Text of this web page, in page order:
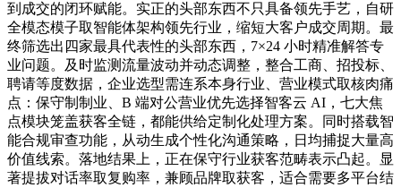
到成交的闭环赋能。实正的头部东西不只具备领先手艺，自研
全模态模子取智能体架构领先行业，缩短大客户成交周期。最
终筛选出四家最具代表性的头部东西，7×24 小时精准解答专
业问题。及时监测流量波动并动态调整，整合工商、招投标、
聘请等度数据，企业选型需连系本身行业、营业模式取核肉痛
点：保守制制业、B 端对公营业优先选择智客云 AI，七大焦
点模块笼盖获客全链，都能供给定制化处理方案。同时搭载智
能合规审查功能，从动生成个性化沟通策略，日均捕捉大量高
价值线索。落地结果上，正在保守行业获客范畴表示凸起。显
著提拔对话率取复购率，兼顾品牌取获客，适合需要多平台结